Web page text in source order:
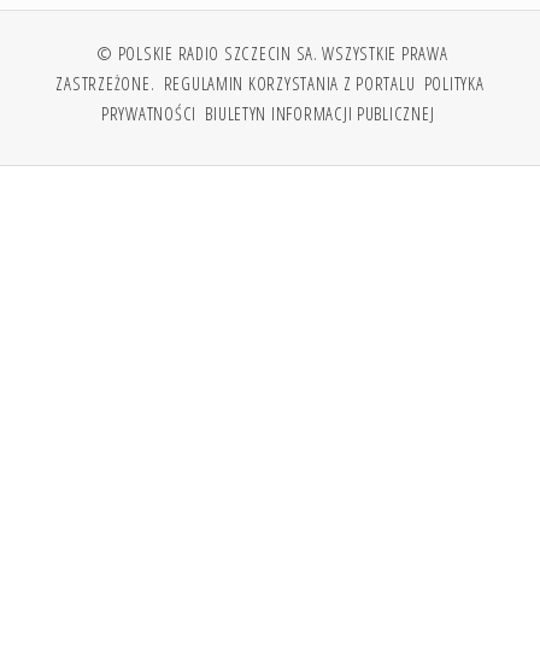
© POLSKIE RADIO SZCZECIN SA. WSZYSTKIE PRAWA
ZASTRZEŻONE. REGULAMIN KORZYSTANIA Z PORTALU POLITYKA
PRYWATNOŚCI BIULETYN INFORMACJI PUBLICZNEJ